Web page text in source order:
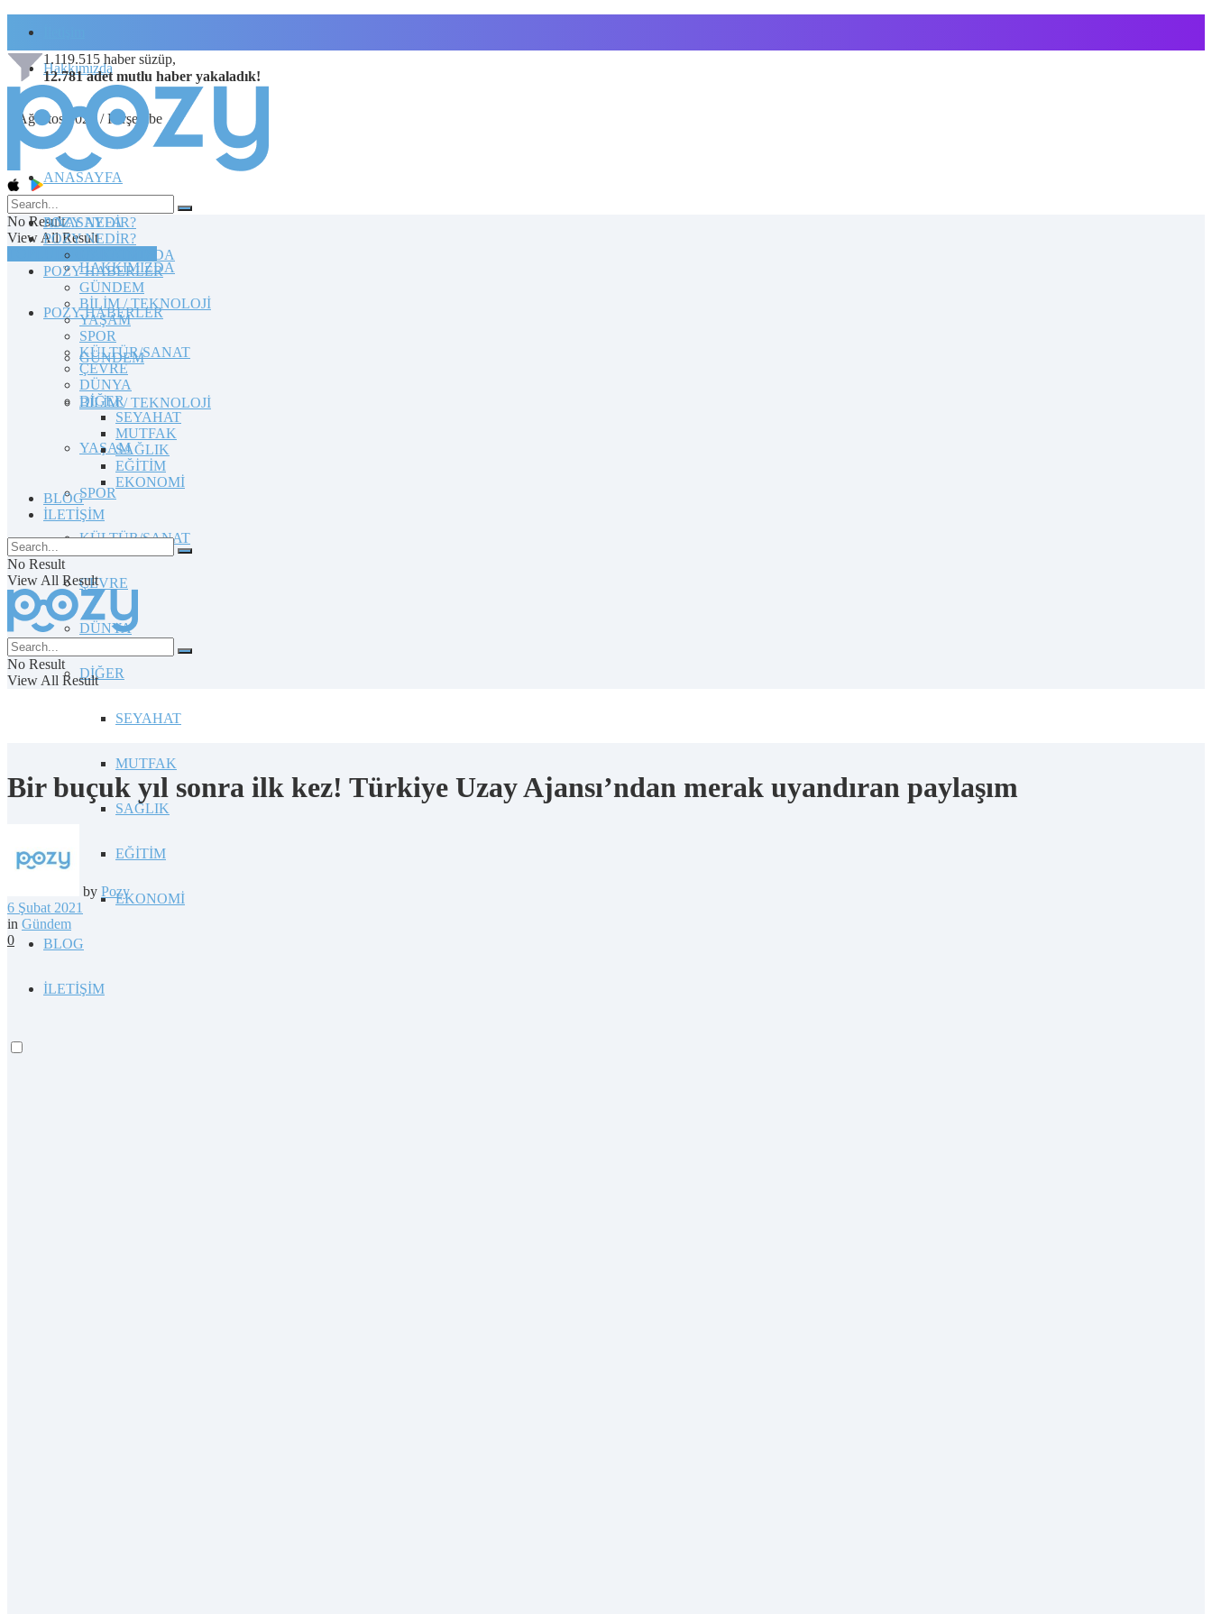
Hakkımızda
6 Ağustos 2026 / Perşembe
1.119.515 haber süzüp,
12.781 adet mutlu haber yakaladık!
No Result
View All Result
TOPLULUĞA KATILIN
ANASAYFA
POZY NEDİR?
HAKKIMIZDA
POZY HABERLER
GÜNDEM
BİLİM / TEKNOLOJİ
YAŞAM
SPOR
KÜLTÜR/SANAT
ÇEVRE
DÜNYA
DİĞER
SEYAHAT
MUTFAK
SAĞLIK
EĞİTİM
EKONOMİ
BLOG
İLETİŞİM
ANASAYFA
POZY NEDİR?
HAKKIMIZDA
POZY HABERLER
GÜNDEM
BİLİM / TEKNOLOJİ
YAŞAM
SPOR
KÜLTÜR/SANAT
ÇEVRE
DÜNYA
DİĞER
SEYAHAT
MUTFAK
SAĞLIK
EĞİTİM
EKONOMİ
BLOG
İLETİŞİM
No Result
View All Result
No Result
View All Result
Bir buçuk yıl sonra ilk kez! Türkiye Uzay Ajansı’ndan merak uyandıran paylaşım
by Pozy
6 Şubat 2021
in Gündem
0